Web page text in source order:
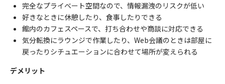
完全なプライベート空間なので、情報漏洩のリスクが低い
好きなときに休憩したり、食事したりできる
館内のカフェスペースで、打ち合わせや商談に対応できる
気分転換にラウンジで作業したり、Web会議のときは部屋に
戻ったりシチュエーションに合わせて場所が変えられる
デメリット